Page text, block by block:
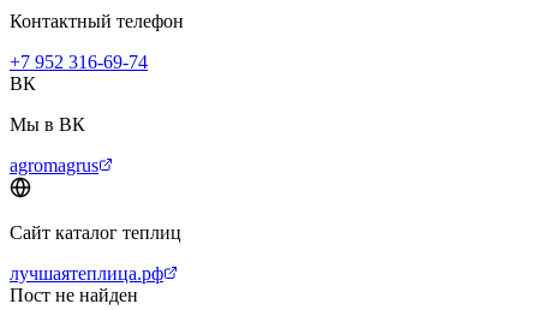
Контактный телефон
+7 952 316-69-74
ВК
Мы в ВК
agromagrus
Сайт каталог теплиц
лучшаятеплица.рф
Пост не найден